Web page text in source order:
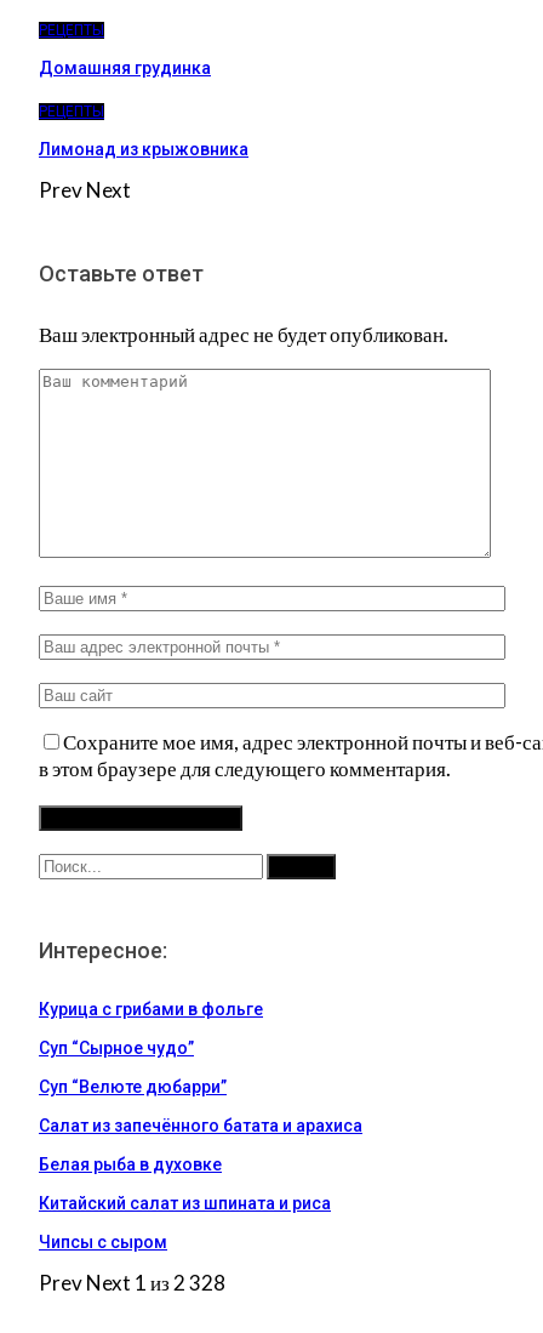
РЕЦЕПТЫ
Домашняя грудинка
РЕЦЕПТЫ
Лимонад из крыжовника
PrevNext
Оставьте ответ
Ваш электронный адрес не будет опубликован.
Сохраните мое имя, адрес электронной почты и веб-
в этом браузере для следующего комментария.
Интересное:
Курица с грибами в фольге
Суп “Сырное чудо”
Суп “Велюте дюбарри”
Салат из запечённого батата и арахиса
Белая рыба в духовке
Китайский салат из шпината и риса
Чипсы с сыром
PrevNext 1 из 2 328